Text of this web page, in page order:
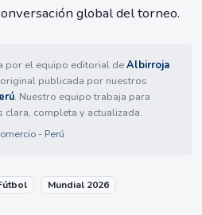
global del torneo.
por el equipo editorial deAlbirroja
publicada por nuestros
. Nuestro equipo trabaja para
completa y actualizada.
- Perú
Mundial 2026